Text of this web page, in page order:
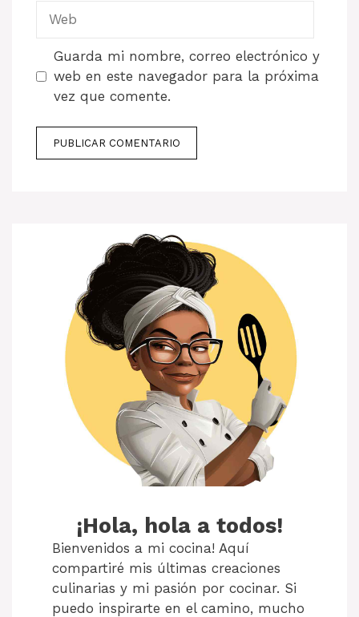
Guarda mi nombre, correo electrónico y
web en este navegador para la próxima
vez que comente.
¡Hola, hola a todos!
Bienvenidos a mi cocina! Aquí
compartiré mis últimas creaciones
culinarias y mi pasión por cocinar. Si
puedo inspirarte en el camino, mucho